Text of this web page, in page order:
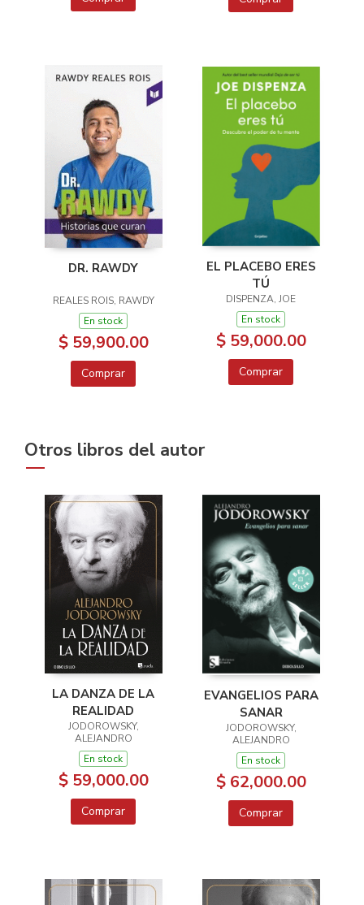
DR. RAWDY
REALES ROIS, RAWDY
En stock
$ 59,900.00
Comprar
EL PLACEBO ERES
TÚ
DISPENZA, JOE
En stock
$ 59,000.00
Comprar
Otros libros del autor
LA DANZA DE LA
REALIDAD
JODOROWSKY,
ALEJANDRO
En stock
$ 59,000.00
Comprar
EVANGELIOS PARA
SANAR
JODOROWSKY,
ALEJANDRO
En stock
$ 62,000.00
Comprar